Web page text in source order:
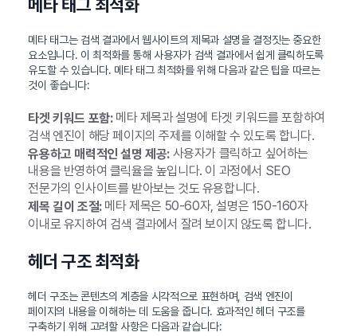
메타 태그 최적화
메타 태그는 검색 결과에서 웹사이트의 제목과 설명을 결정짓는 중요한
요소입니다. 이 최적화를 통해 사용자가 검색 결과에서 쉽게 클릭하도록
유도할 수 있습니다. 메타 태그 최적화를 위해 다음과 같은 팁을 따르는
것이 좋습니다:
타겟 키워드 포함:메타 제목과 설명에 타겟 키워드를 포함하여
검색 엔진이 해당 페이지의 주제를 이해할 수 있도록 합니다.
유용하고 매력적인 설명 제공:사용자가 클릭하고 싶어하는
내용을 반영하여 클릭율을 높입니다. 이 과정에서 SEO
전문가의 인사이트를 받아보는 것도 유용합니다.
제목 길이 조절:메타 제목은 50-60자, 설명은 150-160자
이내로 유지하여 검색 결과에서 잘려 보이지 않도록 합니다.
헤더 구조 최적화
헤더 구조는 콘텐츠의 계층을 시각적으로 표현하며, 검색 엔진이
페이지의 내용을 이해하는 데 도움을 줍니다. 효과적인 헤더 구조를
구축하기 위해 고려할 사항은 다음과 같습니다: